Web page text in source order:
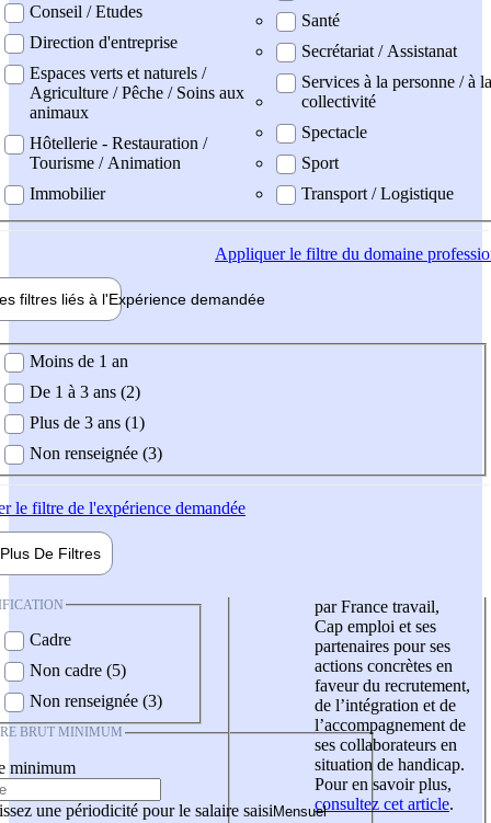
Conseil / Etudes
Direction d'entreprise
Espaces verts et naturels /
Agriculture / Pêche / Soins aux
animaux
Hôtellerie - Restauration /
Tourisme / Animation
Immobilier
Santé
Secrétariat / Assistanat
Services à la personne / à la
collectivité
Spectacle
Sport
Transport / Logistique
Appliquerle filtre du domaine
filtres liés à l'Expérience demandée
demandée
Moins de 1 an
De 1 à 3 ans (2)
Plus de 3 ans (1)
Non renseignée (3)
le filtre de l'expérience demandée
Plus De Filtres
Cadre
Non cadre (5)
Non renseignée (3)
BRUT MINIMUM
minimum
une périodicité pour le salaire saisi
par France travail,
Cap emploi et ses
partenaires pour ses
actions concrètes en
faveur du recrutement,
de l’intégration et de
l’accompagnement de
ses collaborateurs en
situation de handicap.
Pour en savoir plus,
consultez cet article.